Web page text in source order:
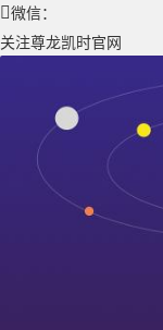
微信：
关注尊龙凯时官网